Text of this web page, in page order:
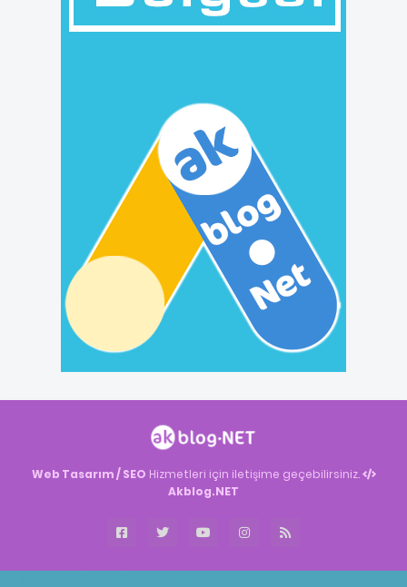
Web Tasarım / SEO Hizmetleri için iletişime geçebilirsiniz.
Akblog.NET